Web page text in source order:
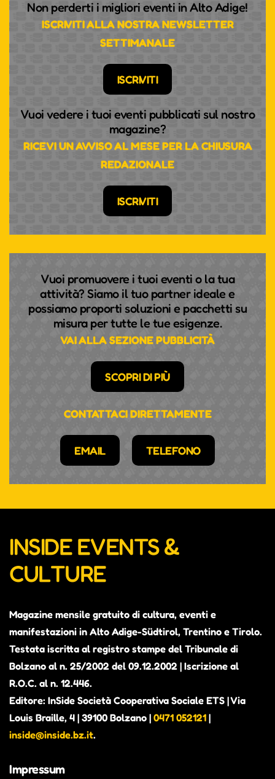
Non perderti i migliori eventi in Alto Adige!
ISCRIVITI ALLA NOSTRA NEWSLETTER
SETTIMANALE
ISCRIVITI
Vuoi vedere i tuoi eventi pubblicati sul nostro
magazine?
RICEVI UN AVVISO AL MESE PER LA CHIUSURA
REDAZIONALE
ISCRIVITI
Vuoi promuovere i tuoi eventi o la tua
attività? Siamo il tuo partner ideale e
possiamo proporti soluzioni e pacchetti su
misura per tutte le tue esigenze.
VAI ALLA SEZIONE PUBBLICITÀ
SCOPRI DI PIÙ
CONTATTACI DIRETTAMENTE
EMAIL TELEFONO
INSIDE EVENTS &
CULTURE
Magazine mensile gratuito di cultura, eventi e
manifestazioni in Alto Adige-Südtirol, Trentino e Tirolo.
Testata iscritta al registro stampe del Tribunale di
Bolzano al n. 25/2002 del 09.12.2002 | Iscrizione al
R.O.C. al n. 12.446.
Editore: InSide Società Cooperativa Sociale ETS | Via
Louis Braille, 4 | 39100 Bolzano | 0471 052121 |
inside@inside.bz.it.
Impressum